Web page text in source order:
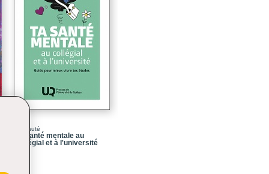
Nouveauté
Ta santé mentale au
collégial et à l'université